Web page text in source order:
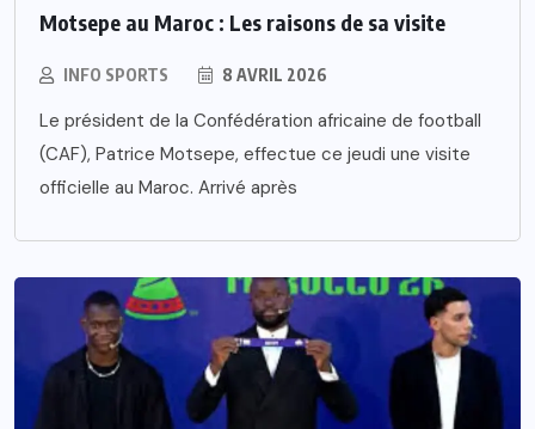
Motsepe au Maroc : Les raisons de sa visite
INFO SPORTS 8 AVRIL 2026
Le président de la Confédération africaine de football
(CAF), Patrice Motsepe, effectue ce jeudi une visite
officielle au Maroc. Arrivé après